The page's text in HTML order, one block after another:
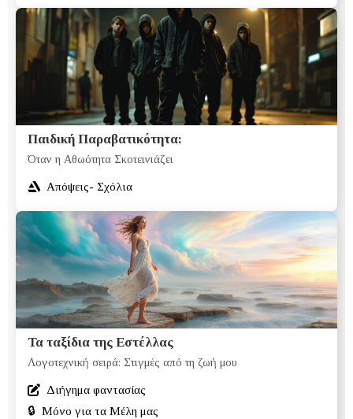
Παιδική Παραβατικότητα:
Όταν η Αθωότητα Σκοτεινιάζει
Απόψεις- Σχόλια
Τα ταξίδια της Εστέλλας
Λογοτεχνική σειρά: Στιγμές από τη ζωή μου
Διήγημα φαντασίας
🔒 Μόνο για τα Μέλη μας